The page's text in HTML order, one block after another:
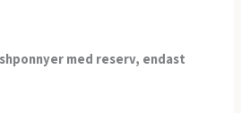
med reserv, endast